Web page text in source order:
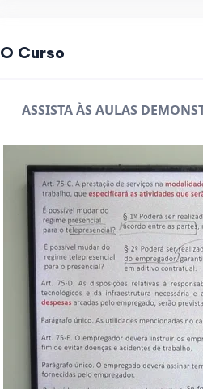
O Curso
ASSISTA ÀS AULAS